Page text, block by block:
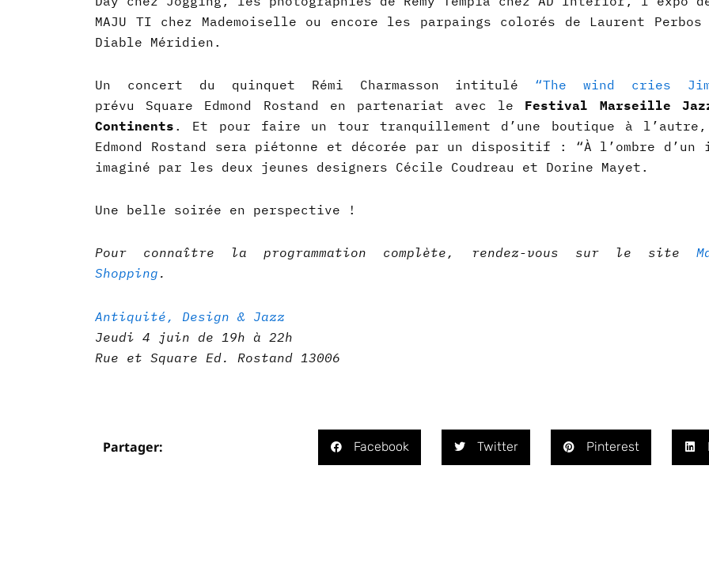
MAJU TI chez Mademoiselle ou encore les parpaings colorés de Laurent Perbos
Diable Méridien.
Un concert du quinquet Rémi Charmasson intitulé “The wind cries
prévu Square Edmond Rostand en partenariat avec le Festival Marseille
Continents . Et pour faire un tour tranquillement d’une boutique à
Edmond Rostand sera piétonne et décorée par un dispositif : “À l’ombre d’un
imaginé par les deux jeunes designers Cécile Coudreau et Dorine Mayet.
Une belle soirée en perspective !
Pour connaître la programmation complète, rendez-vous sur le site
Shopping .
Antiquité, Design & Jazz
Jeudi 4 juin de 19h à 22h
Rue et Square Ed. Rostand 13006
Partager: Facebook Twitter Pinterest